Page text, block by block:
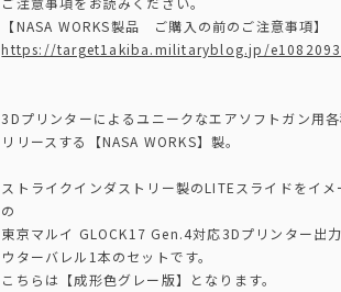
【NASA WORKS製品 ご購入の前のご注意事項】
https://target1akiba.militaryblog.jp/
3Dプリンターによるユニークなエアソフトガン用各
リリースする【NASA WORKS】製。
ストライクインダストリー製のLITEスライドをイ
の
東京マルイ GLOCK17 Gen.4対応3Dプリンター出
ウターバレル1本のセットです。
こちらは【成形色グレー版】となります。